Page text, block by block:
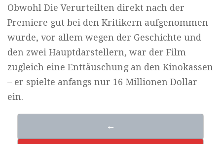
Obwohl Die Verurteilten direkt nach der
Premiere gut bei den Kritikern aufgenommen
wurde, vor allem wegen der Geschichte und
den zwei Hauptdarstellern, war der Film
zugleich eine Enttäuschung an den Kinokassen
– er spielte anfangs nur 16 Millionen Dollar
ein.
←